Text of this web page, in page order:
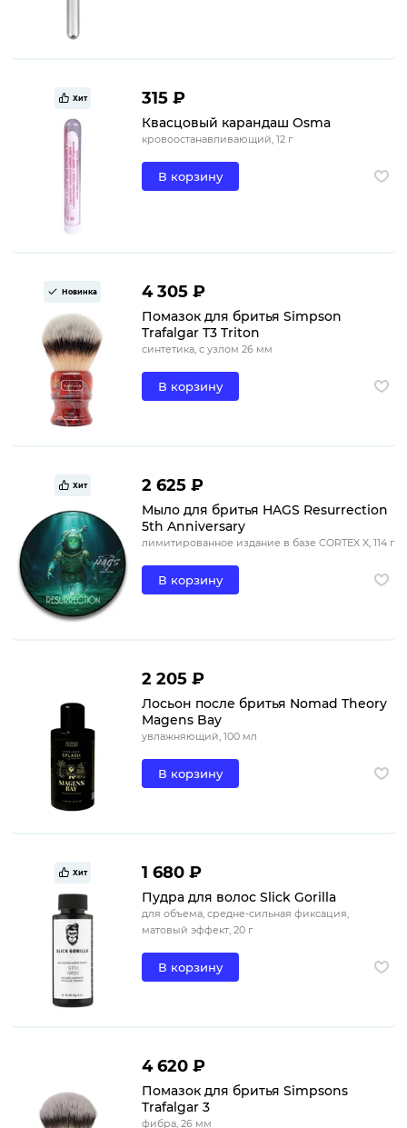
Хит 315 ₽
Квасцовый карандаш Osma
кровоостанавливающий, 12 г
В корзину
Новинка 4 305 ₽
Помазок для бритья Simpson
Trafalgar T3 Triton
синтетика, с узлом 26 мм
В корзину
Хит 2 625 ₽
Мыло для бритья HAGS Resurrection
5th Anniversary
лимитированное издание в базе CORTEX X, 114 г
В корзину
2 205 ₽
Лосьон после бритья Nomad Theory
Magens Bay
увлажняющий, 100 мл
В корзину
Хит 1 680 ₽
Пудра для волос Slick Gorilla
для объема, средне-сильная фиксация,
матовый эффект, 20 г
В корзину
4 620 ₽
Помазок для бритья Simpsons
Trafalgar 3
фибра, 26 мм